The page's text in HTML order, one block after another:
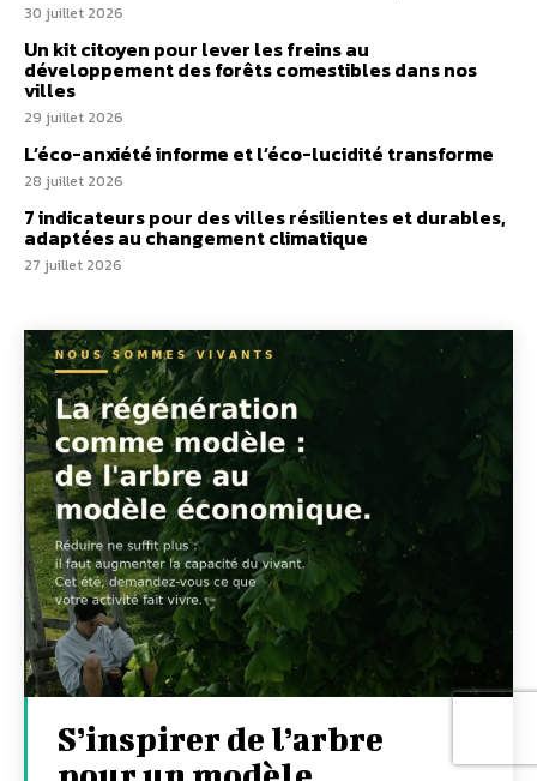
30 juillet 2026
Un kit citoyen pour lever les freins au
développement des forêts comestibles dans nos
villes
29 juillet 2026
L’éco-anxiété informe et l’éco-lucidité transforme
28 juillet 2026
7 indicateurs pour des villes résilientes et durables,
adaptées au changement climatique
27 juillet 2026
S’inspirer de l’arbre